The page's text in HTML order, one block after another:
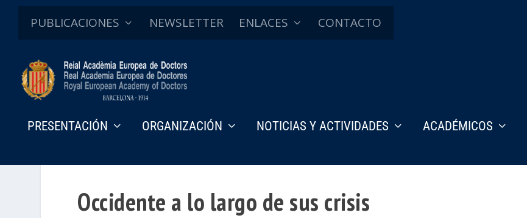
PUBLICACIONES NEWSLETTER ENLACES CONTACTO
PRESENTACIÓN ORGANIZACIÓN NOTICIAS Y ACTIVIDADES ACADÉMICOS
Occidente a lo largo de sus crisis